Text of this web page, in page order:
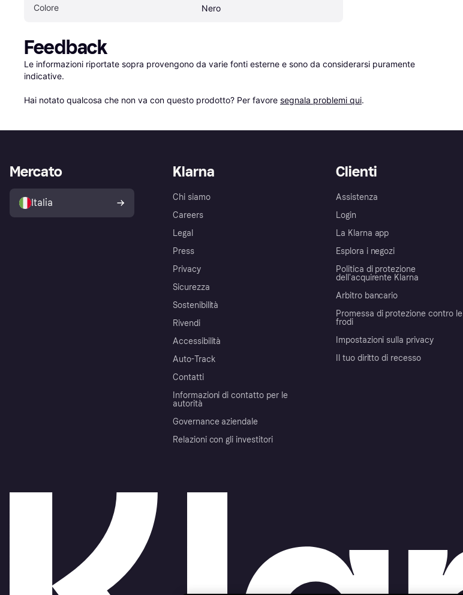
Colore Nero
Feedback
Le informazioni riportate sopra provengono da varie fonti esterne e sono da considerarsi puramente
indicative.
Hai notato qualcosa che non va con questo prodotto? Per favore segnala problemi qui.
Klarna
Chi siamo
Careers
Legal
Press
Privacy
Sicurezza
Sostenibilità
Rivendi
Accessibilità
Auto-Track
Contatti
Informazioni di contatto per le
autorità
Governance aziendale
Relazioni con gli investitori
Clienti
Assistenza
Login
La Klarna app
Esplora i negozi
Politica di protezione
dell'acquirente Klarna
Arbitro bancario
Promessa di protezione contro le
frodi
Impostazioni sulla privacy
Il tuo diritto di recesso
Mercato
Italia